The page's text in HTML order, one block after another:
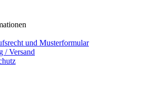
und Musterformular
/ Versand